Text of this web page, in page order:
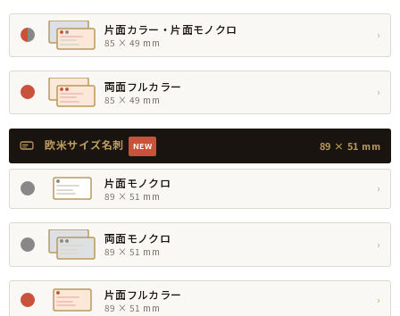
片面カラー・片面モノクロ
85 × 49 mm
›
両面フルカラー
85 × 49 mm
›
欧米サイズ名刺 NEW 89 × 51 mm
片面モノクロ
89 × 51 mm
›
両面モノクロ
89 × 51 mm
›
片面フルカラー
89 × 51 mm
›